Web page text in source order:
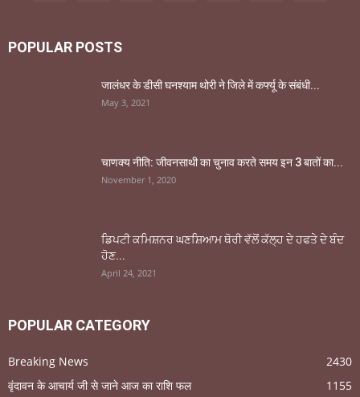
POPULAR POSTS
जालंधर के डीसी घनश्याम थोरी ने जिले में कर्फ्यू के संबंधी...
May 3, 2021
चाणक्य नीति: जीवनसाथी का चुनाव करते समय इन 3 बातों का...
November 1, 2020
ਡਿਪਟੀ ਕਮਿਸ਼ਨਰ ਘਣਸ਼ਿਆਮ ਥੋਰੀ ਵੱਲੋਂ ਕੱਲ੍ਹ ਦੇ ਹਫਤੇ ਦੇ ਬੰਦ
ਹੋਣ...
April 24, 2021
POPULAR CATEGORY
Breaking News
2430
वृंदावन के आचार्य जी से जाने आज का राशि फल
1155